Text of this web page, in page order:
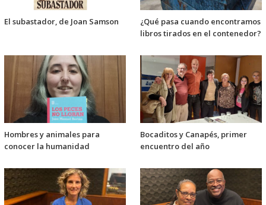
El subastador, de Joan Samson
¿Qué pasa cuando encontramos
libros tirados en el contenedor?
Hombres y animales para
conocer la humanidad
Bocaditos y Canapés, primer
encuentro del año